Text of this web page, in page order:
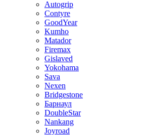
Autogrip
Contyre
GoodYear
Kumho
Matador
Firemax
Gislaved
Yokohama
Sava
Nexen
Bridgestone
Барнаул
DoubleStar
Nankang
Joyroad